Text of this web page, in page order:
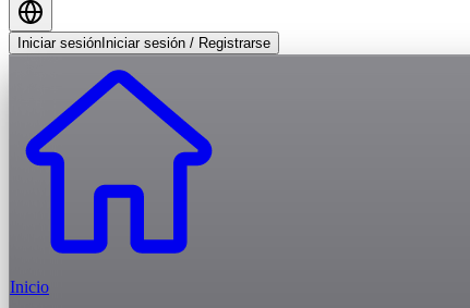
Iniciar sesiónIniciar sesión / Registrarse
Inicio